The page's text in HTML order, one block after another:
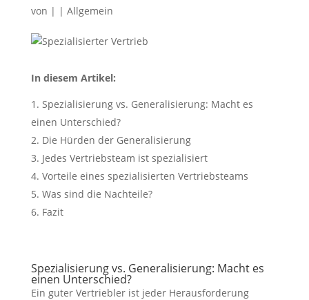
von | | Allgemein
In diesem Artikel:
Spezialisierung vs. Generalisierung: Macht es
einen Unterschied?
Die Hürden der Generalisierung
Jedes Vertriebsteam ist spezialisiert
Vorteile eines spezialisierten Vertriebsteams
Was sind die Nachteile?
Fazit
Spezialisierung vs. Generalisierung: Macht es
einen Unterschied?
Ein guter Vertriebler ist jeder Herausforderung